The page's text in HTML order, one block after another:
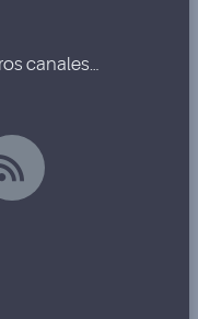
canales…